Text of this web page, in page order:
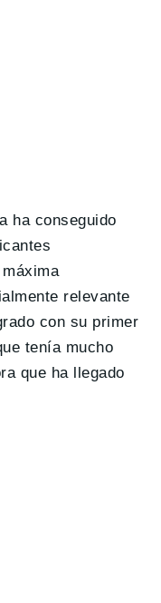
ha conseguido
relevante
con su primer
tenía mucho
que ha llegado